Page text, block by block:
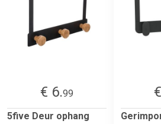
€ 6.99
5five Deur ophang